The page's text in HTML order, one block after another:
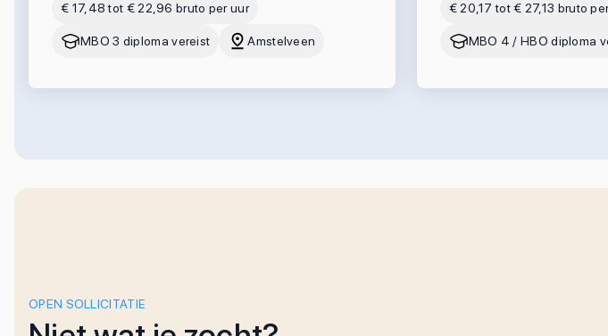
€ 17,48 tot € 22,96 bruto per uur
MBO 3 diploma vereist Amstelveen
€ 20,17 tot € 27,13 bruto
MBO 4 / HBO diploma
OPEN SOLLICITATIE